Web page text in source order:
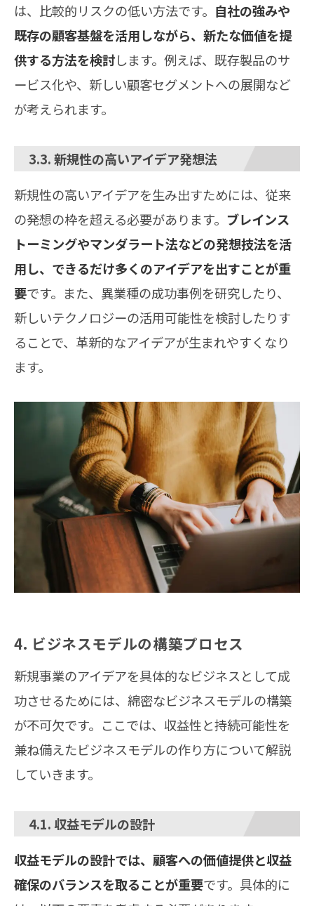
は、比較的リスクの低い方法です。 自社の強みや
既存の顧客基盤を活用しながら、新たな価値を提
供する方法を検討します。例えば、既存製品のサ
ービス化や、新しい顧客セグメントへの展開など
が考えられます。
3.3. 新規性の高いアイデア発想法
新規性の高いアイデアを生み出すためには、従来
の発想の枠を超える必要があります。 ブレインス
トーミングやマンダラート法などの発想技法を活
用し、できるだけ多くのアイデアを出すことが重
要です。また、異業種の成功事例を研究したり、
新しいテクノロジーの活用可能性を検討したりす
ることで、革新的なアイデアが生まれやすくなり
ます。
4. ビジネスモデルの構築プロセス
新規事業のアイデアを具体的なビジネスとして成
功させるためには、綿密なビジネスモデルの構築
が不可欠です。ここでは、収益性と持続可能性を
兼ね備えたビジネスモデルの作り方について解説
していきます。
4.1. 収益モデルの設計
収益モデルの設計では、顧客への価値提供と収益
確保のバランスを取ることが重要です。具体的に